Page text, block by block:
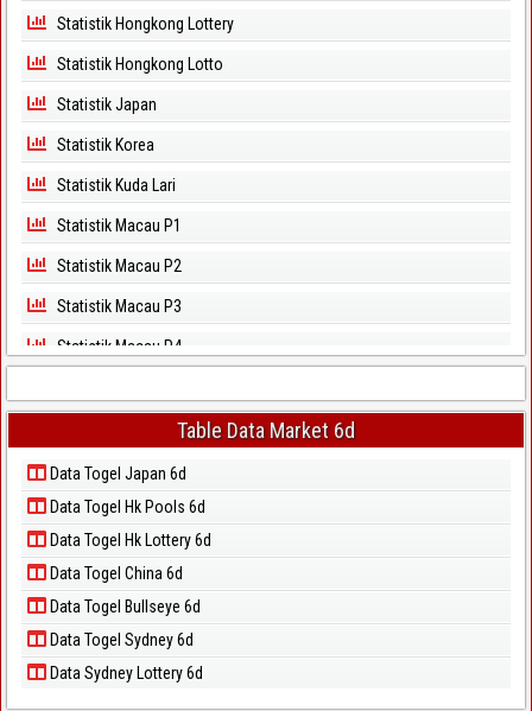
Statistik Hongkong Lottery
Statistik Hongkong Lotto
Statistik Japan
Statistik Korea
Statistik Kuda Lari
Statistik Macau P1
Statistik Macau P2
Statistik Macau P3
Statistik Macau P4
Statistik Magnum Cambodia
Statistik North Carolina Day
Statistik North Carolina Evening
Statistik Pcso
Statistik Sao Paulo
Statistik Singapore
Statistik Sydney
Table Data Market 6d
Data Togel Japan 6d
Data Togel Hk Pools 6d
Data Togel Hk Lottery 6d
Data Togel China 6d
Data Togel Bullseye 6d
Data Togel Sydney 6d
Data Sydney Lottery 6d